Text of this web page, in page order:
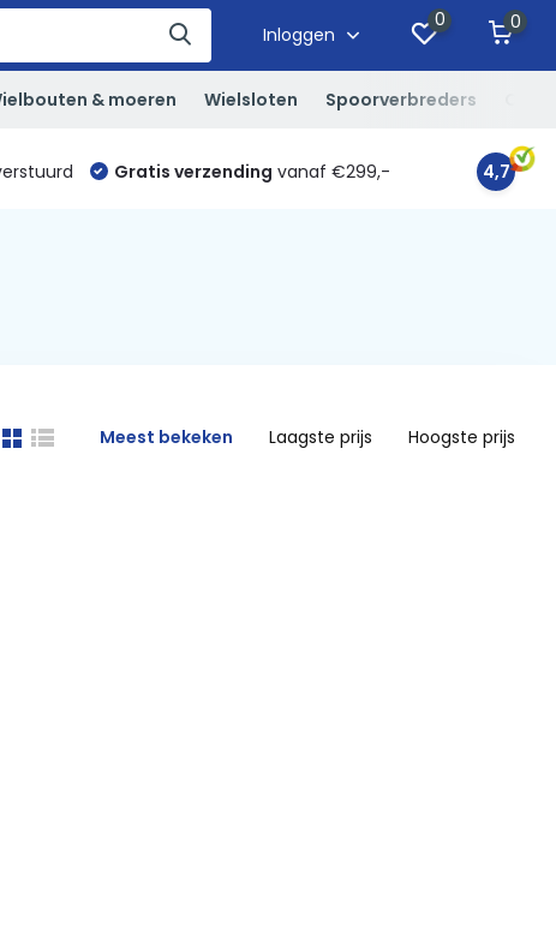
Inloggen
0 0
& moeren Wielsloten Spoorverbreders
Gratis verzending vanaf €299,- 4,7
Meest bekeken Laagste prijs Hoogste prijs